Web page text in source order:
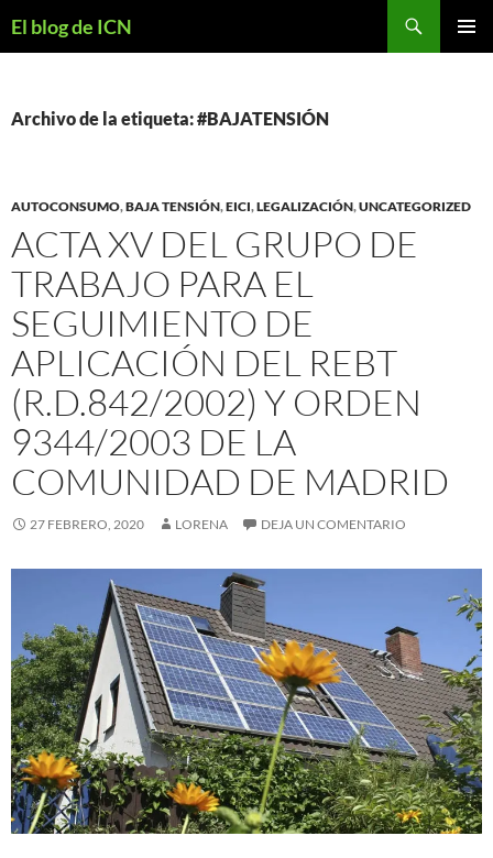
El blog de ICN
Archivo de la etiqueta: #BAJATENSIÓN
AUTOCONSUMO,BAJA TENSIÓN,EICI,LEGALIZACIÓN,UNCATEGORIZED
ACTA XV DEL GRUPO DE
TRABAJO PARA EL
SEGUIMIENTO DE
APLICACIÓN DEL REBT
(R.D.842/2002) Y ORDEN
9344/2003 DE LA
COMUNIDAD DE MADRID
27 FEBRERO, 2020 LORENA DEJA UN COMENTARIO